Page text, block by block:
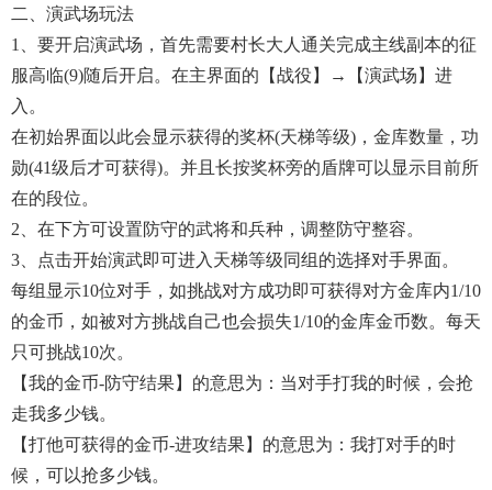
二、演武场玩法
1、要开启演武场，首先需要村长大人通关完成主线副本的征
服高临(9)随后开启。在主界面的【战役】→【演武场】进
入。
在初始界面以此会显示获得的奖杯(天梯等级)，金库数量，功
勋(41级后才可获得)。并且长按奖杯旁的盾牌可以显示目前所
在的段位。
2、在下方可设置防守的武将和兵种，调整防守整容。
3、点击开始演武即可进入天梯等级同组的选择对手界面。
每组显示10位对手，如挑战对方成功即可获得对方金库内1/10
的金币，如被对方挑战自己也会损失1/10的金库金币数。每天
只可挑战10次。
【我的金币-防守结果】的意思为：当对手打我的时候，会抢
走我多少钱。
【打他可获得的金币-进攻结果】的意思为：我打对手的时
候，可以抢多少钱。